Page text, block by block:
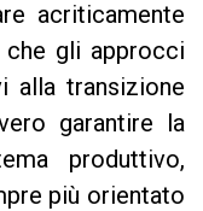
acriticamente
che gli approcci
alla transizione
garantire la
produttivo,
più orientato